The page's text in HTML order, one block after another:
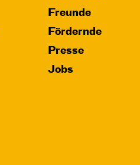
Freunde
Fördernde
Presse
Jobs